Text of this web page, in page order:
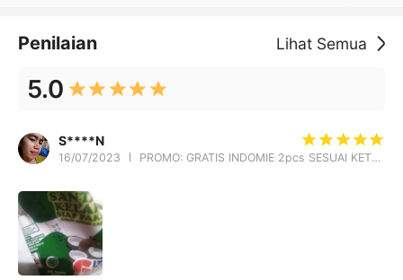
Penilaian Lihat Semua
5.0
S****N
16/07/2023 PROMO: GRATIS INDOMIE 2pcs SESUAI KETERSEDIAAN STOCK PROMO GRATIS ONGKIR !!! : SANTAN SUN KARA 65ml